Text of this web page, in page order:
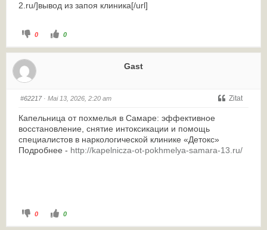
2.ru/]вывод из запоя клиника[/url]
0 0
Gast
#62217· Mai 13, 2026, 2:20 am Zitat
Капельница от похмелья в Самаре: эффективное
восстановление, снятие интоксикации и помощь
специалистов в наркологической клинике «Детокс»
Подробнее - http://kapelnicza-ot-pokhmelya-samara-13.ru/
0 0